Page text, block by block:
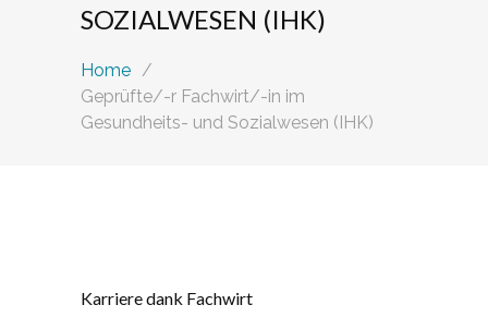
SOZIALWESEN (IHK)
Home /
Geprüfte/-r Fachwirt/-in im
Gesundheits- und Sozialwesen (IHK)
Karriere dank Fachwirt